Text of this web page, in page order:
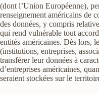
(dont l’Union Européenne),
renseignement américains de
des données, y compris
qui rend vulnérable tout
entités américaines. Dès lors,
(institutions, entreprises,
transférer leur données à
d’entreprises américaines,
seraient stockées sur le